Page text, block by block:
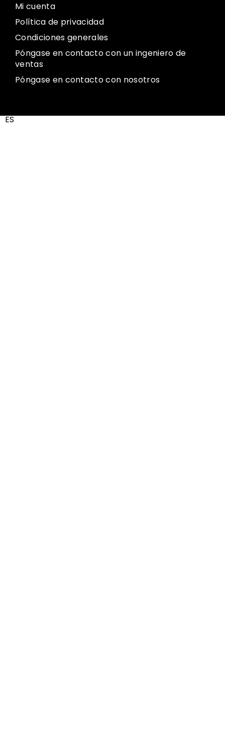
Mi cuenta
Política de privacidad
Condiciones generales
Póngase en contacto con un ingeniero de
ventas
Póngase en contacto con nosotros
ES